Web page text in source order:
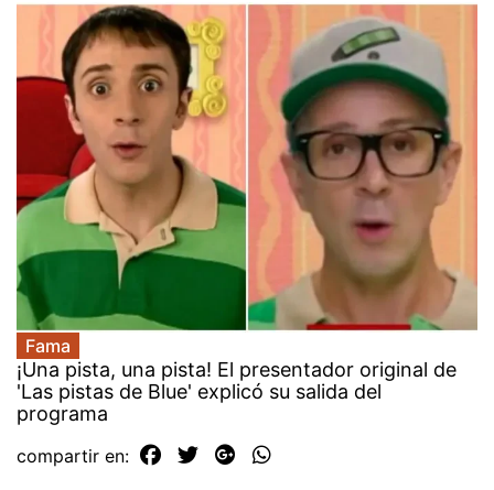
Fama
¡Una pista, una pista! El presentador original de
'Las pistas de Blue' explicó su salida del
programa
compartir en: